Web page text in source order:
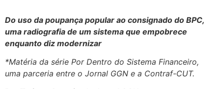
Do uso da poupança popular ao consignado do BPC,
uma radiografia de um sistema que empobrece
enquanto diz modernizar
*Matéria da série Por Dentro do Sistema Financeiro,
uma parceria entre o Jornal GGN e a Contraf-CUT.